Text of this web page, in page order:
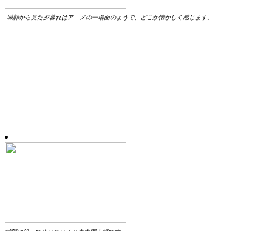
城郭から見た夕暮れはアニメの一場面のようで、どこか懐かしく感じます。